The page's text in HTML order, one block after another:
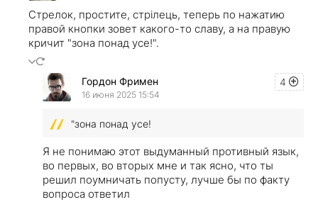
Стрелок, простите, стрілець, теперь по нажатию
правой кнопки зовет какого-то славу, а на правую
кричит "зона понад усе!".
4
Гордон Фримен
16 июня 2025 15:54
"зона понад усе!
Я не понимаю этот выдуманный противный язык,
во первых, во вторых мне и так ясно, что ты
решил поумничать попусту, лучше бы по факту
вопроса ответил